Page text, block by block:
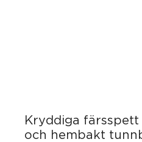
Kryddiga
och hembakt